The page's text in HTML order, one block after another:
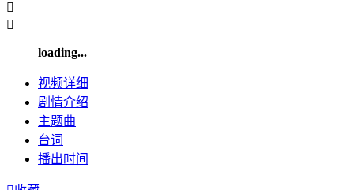


loading...
视频详细
剧情介绍
主题曲
台词
播出时间